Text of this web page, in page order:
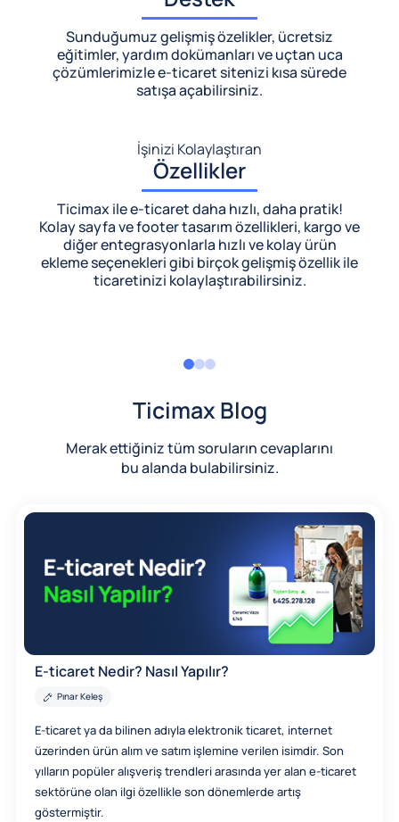
Sunduğumuz gelişmiş özelikler, ücretsiz
eğitimler, yardım dokümanları ve uçtan uca
çözümlerimizlee-ticaret sitenizi kısa sürede
satışa açabilirsiniz.
İşinizi Kolaylaştıran
Özellikler
Ticimax ile e-ticaret daha hızlı, daha pratik!
Kolay sayfa ve footer tasarım özellikleri, kargo ve
diğer entegrasyonlarla hızlı ve kolay ürün
ekleme seçenekleri gibi birçok gelişmiş özellik ile
ticaretinizi kolaylaştırabilirsiniz.
Ticimax Blog
Merak ettiğiniz tüm soruların cevaplarını
bu alanda bulabilirsiniz.
E-ticaret Nedir? Nasıl Yapılır?
Pınar Keleş
E-ticaret ya da bilinen adıyla elektronik ticaret, internet
üzerinden ürün alım ve satım işlemine verilen isimdir. Son
yılların popüler alışveriş trendleri arasında yer alan e-ticaret
sektörüne olan ilgi özellikle son dönemlerde artış
göstermiştir.